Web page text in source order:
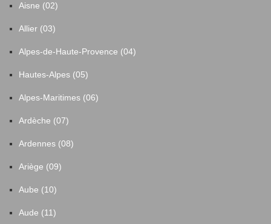
Aisne (02)
Allier (03)
Alpes-de-Haute-Provence (04)
Hautes-Alpes (05)
Alpes-Maritimes (06)
Ardèche (07)
Ardennes (08)
Ariège (09)
Aube (10)
Aude (11)